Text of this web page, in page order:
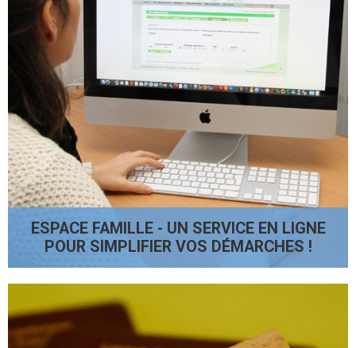
ESPACE FAMILLE - UN SERVICE EN LIGNE
POUR SIMPLIFIER VOS DÉMARCHES !